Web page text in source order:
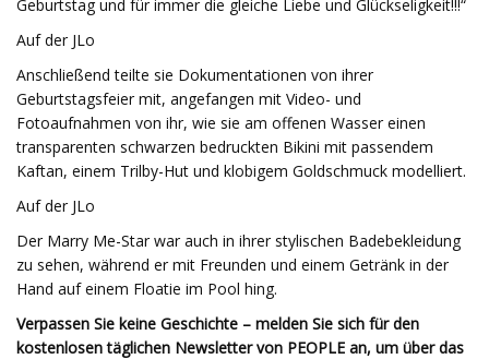
Geburtstag und für immer die gleiche Liebe und Glückseligkeit!!!“
Auf der JLo
Anschließend teilte sie Dokumentationen von ihrer
Geburtstagsfeier mit, angefangen mit Video- und
Fotoaufnahmen von ihr, wie sie am offenen Wasser einen
transparenten schwarzen bedruckten Bikini mit passendem
Kaftan, einem Trilby-Hut und klobigem Goldschmuck modelliert.
Auf der JLo
Der Marry Me-Star war auch in ihrer stylischen Badebekleidung
zu sehen, während er mit Freunden und einem Getränk in der
Hand auf einem Floatie im Pool hing.
Verpassen Sie keine Geschichte – melden Sie sich für den
kostenlosen täglichen Newsletter von PEOPLE an, um über das